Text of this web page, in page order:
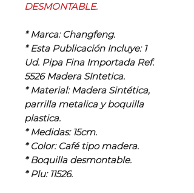
DESMONTABLE.
* Marca: Changfeng.
* Esta Publicación Incluye: 1
Ud. Pipa Fina Importada Ref.
5526 Madera SIntetica.
* Material: Madera Sintética,
parrilla metalica y boquilla
plastica.
* Medidas: 15cm.
* Color: Café tipo madera.
* Boquilla desmontable.
* Plu: 11526.